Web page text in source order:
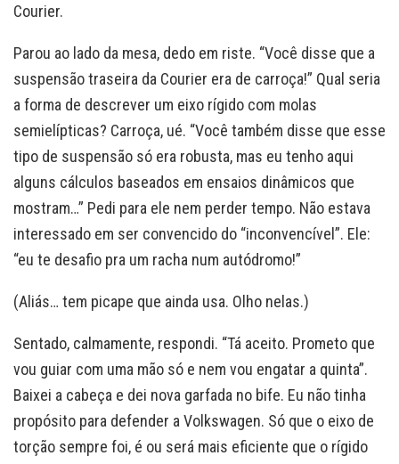
Courier.
Parou ao lado da mesa, dedo em riste. “Você disse que a
suspensão traseira da Courier era de carroça!” Qual seria
a forma de descrever um eixo rígido com molas
semielípticas? Carroça, ué. “Você também disse que esse
tipo de suspensão só era robusta, mas eu tenho aqui
alguns cálculos baseados em ensaios dinâmicos que
mostram…” Pedi para ele nem perder tempo. Não estava
interessado em ser convencido do “inconvencível”. Ele:
“eu te desafio pra um racha num autódromo!”
(Aliás… tem picape que ainda usa. Olho nelas.)
Sentado, calmamente, respondi. “Tá aceito. Prometo que
vou guiar com uma mão só e nem vou engatar a quinta”.
Baixei a cabeça e dei nova garfada no bife. Eu não tinha
propósito para defender a Volkswagen. Só que o eixo de
torção sempre foi, é ou será mais eficiente que o rígido